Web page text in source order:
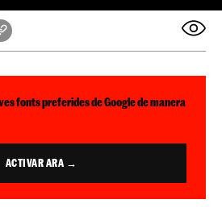
fonts preferides de Google de manera
ACTIVAR ARA →